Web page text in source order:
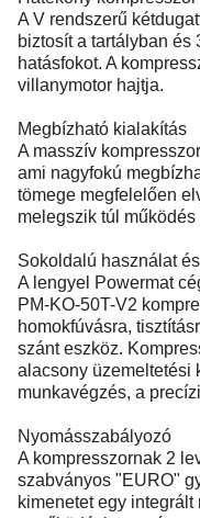
A V rendszerű
biztosít a tartályban és
hatásfokot. A
villanymotor hajtja.
Megbízható kialakítás
A masszív
ami nagyfokú
tömege megfelelően
melegszik túl működés
Sokoldalú használat
A lengyel Powermat
PM-KO-50T-V2
homokfúvásra,
szánt eszköz.
alacsony üzemeltetési
munkavégzés, a
Nyomásszabályozó
A kompresszornak 2
szabványos "EURO"
kimenetet egy